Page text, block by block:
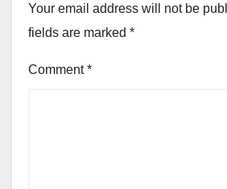
Your email address will not be
fields are marked *
Comment*